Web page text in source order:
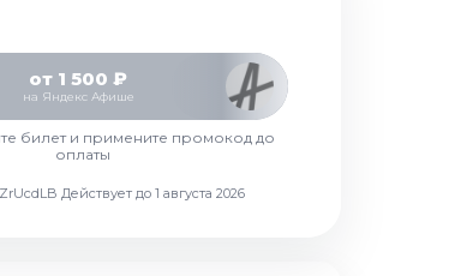
от 1 500 ₽
на Яндекс Афише
билет и примените промокод до
оплаты
Действует до 1 августа 2026